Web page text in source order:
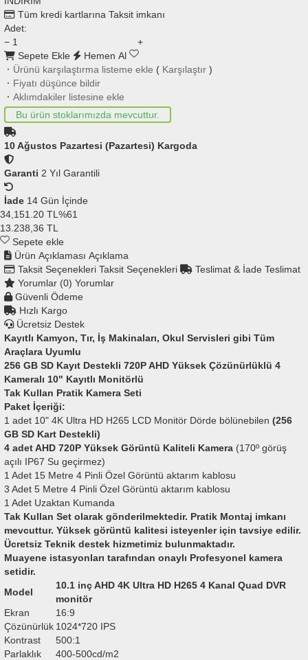
Tüm kredi kartlarına Taksit imkanı
Adet:
−
+
Sepete Ekle
Hemen Al
· Ürünü karşılaştırma listeme ekle ( Karşılaştır )
· Fiyatı düşünce bildir
· Aklımdakiler listesine ekle
Bu ürün stoklarımızda mevcuttur.
10 Ağustos Pazartesi (Pazartesi) Kargoda
Garanti 2 Yıl Garantili
İade 14 Gün İçinde
34,151.20 TL %61
13.238,36 TL
Sepete ekle
Ürün Açıklaması Açıklama
Taksit Seçenekleri Taksit Seçenekleri Teslimat & İade Teslimat
Yorumlar (0) Yorumlar
Güvenli Ödeme
Hızlı Kargo
Ücretsiz Destek
Kayıtlı Kamyon, Tır, İş Makinaları, Okul Servisleri gibi Tüm
Araçlara Uyumlu
256 GB SD Kayıt Destekli 720P AHD Yüksek Çözünürlüklü 4
Kameralı 10" Kayıtlı Monitörlü
Tak Kullan Pratik Kamera Seti
Paket İçeriği:
1 adet 10" 4K Ultra HD H265 LCD Monitör Dörde bölünebilen (256
GB SD Kart Destekli)
4 adet AHD 720P Yüksek Görüntü Kaliteli Kamera (170º görüş
açılı IP67 Su geçirmez)
1 Adet 15 Metre 4 Pinli Özel Görüntü aktarım kablosu
3 Adet 5 Metre 4 Pinli Özel Görüntü aktarım kablosu
1 Adet Uzaktan Kumanda
Tak Kullan Set olarak gönderilmektedir. Pratik Montaj imkanı
mevcuttur. Yüksek görüntü kalitesi isteyenler için tavsiye edilir.
Ücretsiz Teknik destek hizmetimiz bulunmaktadır.
Muayene istasyonları tarafından onaylı Profesyonel kamera
setidir.
Model
10.1 inç AHD 4K Ultra HD H265 4 Kanal Quad DVR
monitör
Ekran
16:9
Çözünürlük 1024*720 IPS
Kontrast
500:1
Parlaklık
400-500cd/m2